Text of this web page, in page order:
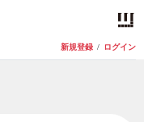
新規登録 / ログイン